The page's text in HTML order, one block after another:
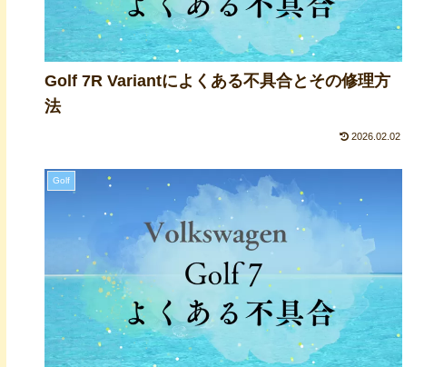
Golf 7R Variantによくある不具合とその修理方
法
2026.02.02
Golf